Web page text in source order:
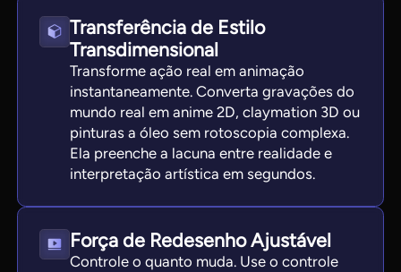
Transferência de Estilo
Transdimensional
Transforme ação real em animação
instantaneamente. Converta gravações do
mundo real em anime 2D, claymation 3D ou
pinturas a óleo sem rotoscopia complexa.
Ela preenche a lacuna entre realidade e
interpretação artística em segundos.
Força de Redesenho Ajustável
Controle o quanto muda. Use o controle